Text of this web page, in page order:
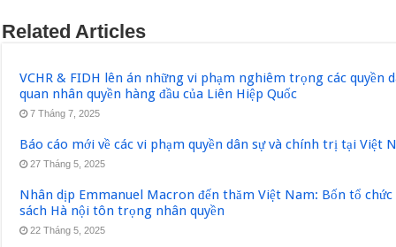
Related Articles
VCHR & FIDH lên án những vi phạm nghiêm trọng các quyền
quan nhân quyền hàng đầu của Liên Hiệp Quốc
7 Tháng 7, 2025
Báo cáo mới về các vi phạm quyền dân sự và chính trị tại Việt
27 Tháng 5, 2025
Nhân dịp Emmanuel Macron đến thăm Việt Nam: Bốn tổ
sách Hà nội tôn trọng nhân quyền
22 Tháng 5, 2025